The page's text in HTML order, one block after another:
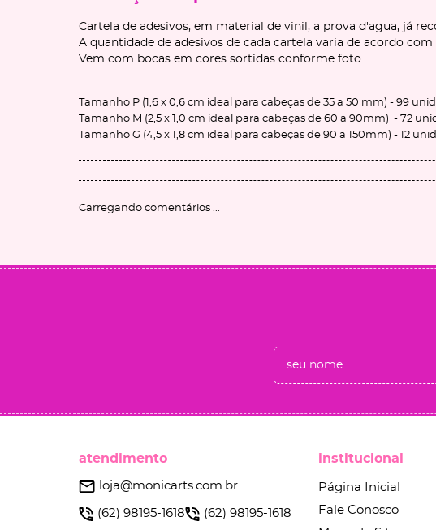
Cartela de adesivos, em material de vinil, a prova d'agua, já
A quantidade de adesivos de cada cartela varia de acordo
Vem com bocas em cores sortidas conforme foto
Tamanho P (1,6 x 0,6 cm ideal para cabeças de 35 a 50 mm) - 99
Tamanho M (2,5 x 1,0 cm ideal para cabeças de 60 a 90mm) - 72
Tamanho G (4,5 x 1,8 cm ideal para cabeças de 90 a 150mm) - 12
Carregando comentários ...
atendimento
(62) 98195-1618 (62) 98195-1618
loja@monicarts.com.br
institucional
Página Inicial
Fale Conosco